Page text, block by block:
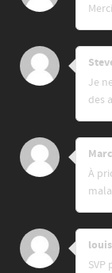
Merci
Je
des
À